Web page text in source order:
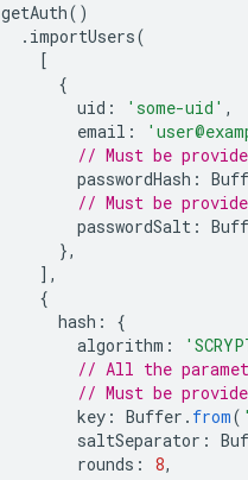
getAuth()
. importUsers(
[
{
uid : 'some-uid' ,
email :
// Must be
passwordHash :
// Must be
passwordSalt :
},
],
{
hash :
{
algorithm :
// All the
// Must be
key : Buffer . from(
saltSeparator :
rounds : 8,